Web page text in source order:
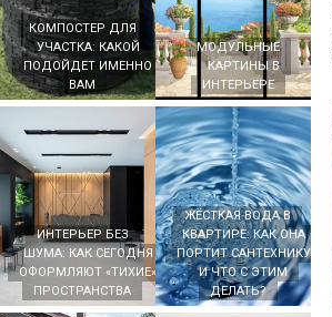
КОМПОСТЕР ДЛЯ
УЧАСТКА: КАКОЙ
ПОДОЙДЕТ ИМЕННО
ВАМ
МОДУЛЬНЫЕ
КАРТИНЫ В
ИНТЕРЬЕРЕ
ИНТЕРЬЕР БЕЗ
ШУМА: КАК СЕГОДНЯ
ОФОРМЛЯЮТ «ТИХИЕ»
ПРОСТРАНСТВА
ЖЁСТКАЯ ВОДА В
КВАРТИРЕ: КАК ОНА
ПОРТИТ САНТЕХНИКУ
И ЧТО С ЭТИМ
ДЕЛАТЬ?